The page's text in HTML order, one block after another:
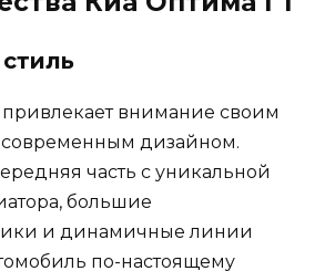
внимание своим
дизайном.
часть с уникальной
большие
и динамичные линии
по-настоящему